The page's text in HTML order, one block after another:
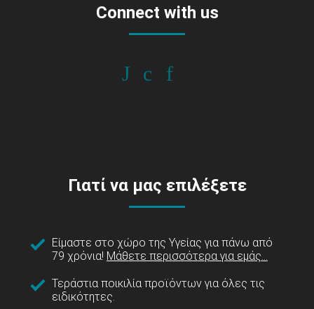
Connect with us
Γιατί να μας επιλέξετε
Είμαστε στο χώρο της Υγείας για πάνω από
79 χρόνια! Μάθετε περισσότερα για εμάς...
Τεράστια ποικιλία προϊόντων για όλες τις
ειδικότητες.